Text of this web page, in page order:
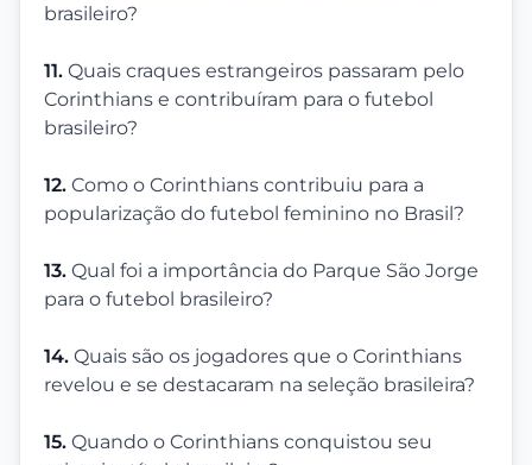
brasileiro?
11. Quais craques estrangeiros passaram pelo
Corinthians e contribuíram para o futebol
brasileiro?
12. Como o Corinthians contribuiu para a
popularização do futebol feminino no Brasil?
13. Qual foi a importância do Parque São Jorge
para o futebol brasileiro?
14. Quais são os jogadores que o Corinthians
revelou e se destacaram na seleção brasileira?
15. Quando o Corinthians conquistou seu